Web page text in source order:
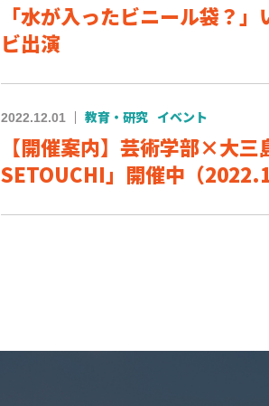
「水が入ったビニール袋？
ビ出演
2022.12.01 教育・研究 イベント
【開催案内】芸術学部×大
SETOUCHI」開催中（